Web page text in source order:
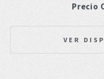
Precio
VER